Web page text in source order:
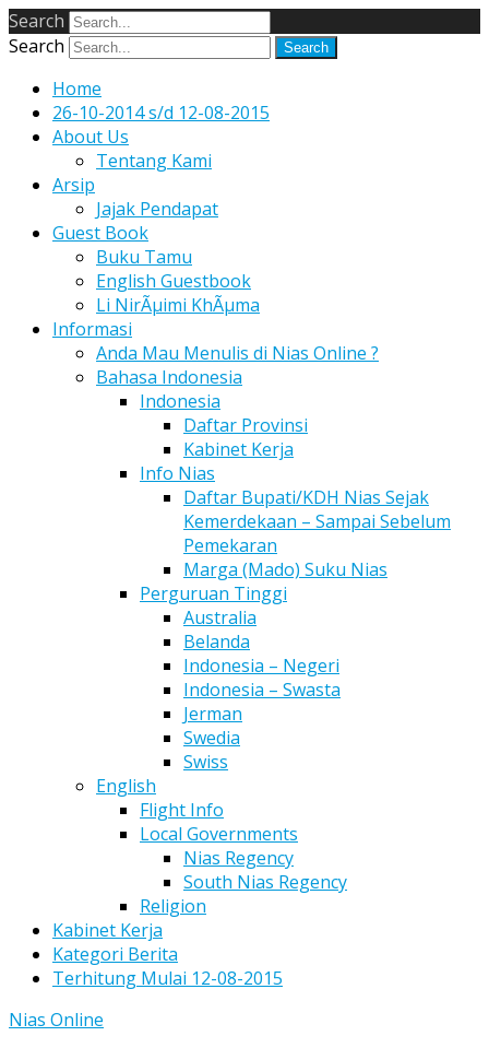
Search
Search
Home
26-10-2014 s/d 12-08-2015
About Us
Tentang Kami
Arsip
Jajak Pendapat
Guest Book
Buku Tamu
English Guestbook
Li NirÃµimi KhÃµma
Informasi
Anda Mau Menulis di Nias Online ?
Bahasa Indonesia
Indonesia
Daftar Provinsi
Kabinet Kerja
Info Nias
Daftar Bupati/KDH Nias Sejak
Kemerdekaan – Sampai Sebelum
Pemekaran
Marga (Mado) Suku Nias
Perguruan Tinggi
Australia
Belanda
Indonesia – Negeri
Indonesia – Swasta
Jerman
Swedia
Swiss
English
Flight Info
Local Governments
Nias Regency
South Nias Regency
Religion
Kabinet Kerja
Kategori Berita
Terhitung Mulai 12-08-2015
Nias Online